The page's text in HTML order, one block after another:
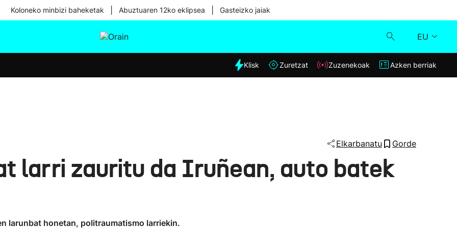
Koloneko minbizi baheketak Abuztuaren 12ko eklipsea Gasteizko jaiak
EU
Eguraldia
Klisk
Azken berriak
Klisk Zuretzat Zuzenekoak Azken berriak
Elkarbanatu Gorde
larri zauritu da Iruñean, auto batek
larunbat honetan, politraumatismo larriekin.